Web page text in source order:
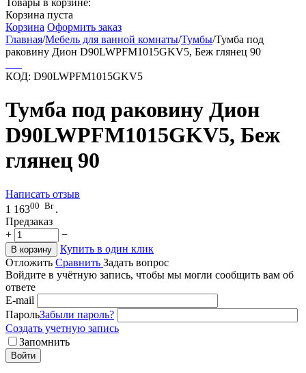
Товары в корзине:
Корзина пуста
Корзина Оформить заказ
Главная/Мебель для ванной комнаты/Тумбы/Тумба под
раковину Дион D90LWPFM1015GKV5, Беж глянец 90
КОД: D90LWPFM1015GKV5
Тумба под раковину Дион
D90LWPFM1015GKV5, Беж
глянец 90
Написать отзыв
1 16300 Br .
Предзаказ
+
−
В корзину
Купить в один клик
Отложить Сравнить Задать вопрос
Войдите в учётную запись, чтобы мы могли сообщить вам об
ответе
E-mail
ПарольЗабыли пароль?
Создать учетную запись
Запомнить
Войти